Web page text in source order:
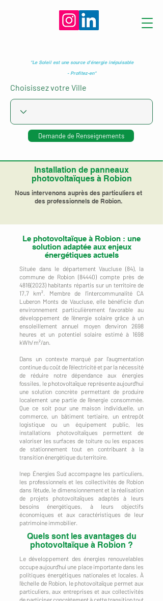
"Le Soleil est une source d’énergie inépuisable
- Profitez-en"
Choisissez votre Ville
Demande de Renseignements
Installation de panneaux
photovoltaïques à Robion
Nous intervenons auprès des particuliers et
des professionnels de Robion.
Le photovoltaïque à Robion : une
solution adaptée aux enjeux
énergétiques actuels
Située dans le département Vaucluse (84), la
commune de Robion (84440) compte près de
4816(2023) habitants répartis sur un territoire de
17,7 km². Membre de l'intercommunalité CA
Luberon Monts de Vaucluse, elle bénéficie d'un
environnement particulièrement favorable au
développement de l'énergie solaire grâce à un
ensoleillement annuel moyen d'environ 2698
heures et un potentiel solaire estimé à 1698
kWh/m²/an.
Dans un contexte marqué par l'augmentation
continue du coût de l'électricité et par la nécessité
de réduire notre dépendance aux énergies
fossiles, le photovoltaïque représente aujourd'hui
une solution concrète permettant de produire
localement une partie de l'énergie consommée.
Que ce soit pour une maison individuelle, un
commerce, un bâtiment tertiaire, un entrepôt
logistique ou un équipement public, les
installations photovoltaïques permettent de
valoriser les surfaces de toiture ou les espaces
de stationnement tout en contribuant à la
transition énergétique du territoire.
Inep Énergies Sud accompagne les particuliers,
les professionnels et les collectivités de Robion
dans l'étude, le dimensionnement et la réalisation
de projets photovoltaïques adaptés à leurs
besoins énergétiques, à leurs objectifs
économiques et aux caractéristiques de leur
patrimoine immobilier.
Quels sont les avantages du
photovoltaïque à Robion ?
Le développement des énergies renouvelables
occupe aujourd'hui une place importante dans les
politiques énergétiques nationales et locales. À
l'échelle de Robion, le photovoltaïque permet aux
particuliers, aux entreprises et aux collectivités
de participer concrètement à cette transition tout